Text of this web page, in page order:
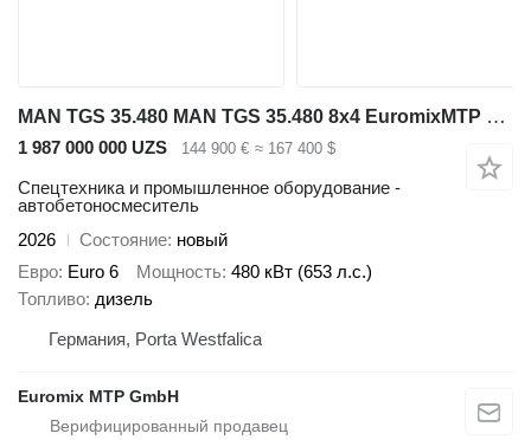
MAN TGS 35.480 MAN TGS 35.480 8x4 EuromixMTP EM 9 L Retarder
1 987 000 000 UZS 144 900 € ≈ 167 400 $
Спецтехника и промышленное оборудование -
автобетоносмеситель
2026
Состояние новый
Евро Euro 6 Мощность 480 кВт (653 л.с.)
Топливо дизель
Германия, Porta Westfalica
Euromix MTP GmbH